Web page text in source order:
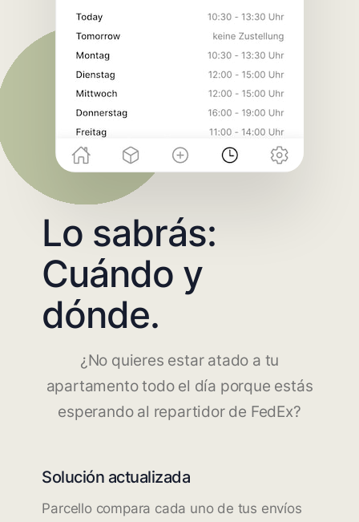
Lo sabrás:
Cuándo y
dónde.
¿No quieres estar atado a tu
apartamento todo el día porque estás
esperando al repartidor de FedEx?
Solución actualizada
Parcello compara cada uno de tus envíos